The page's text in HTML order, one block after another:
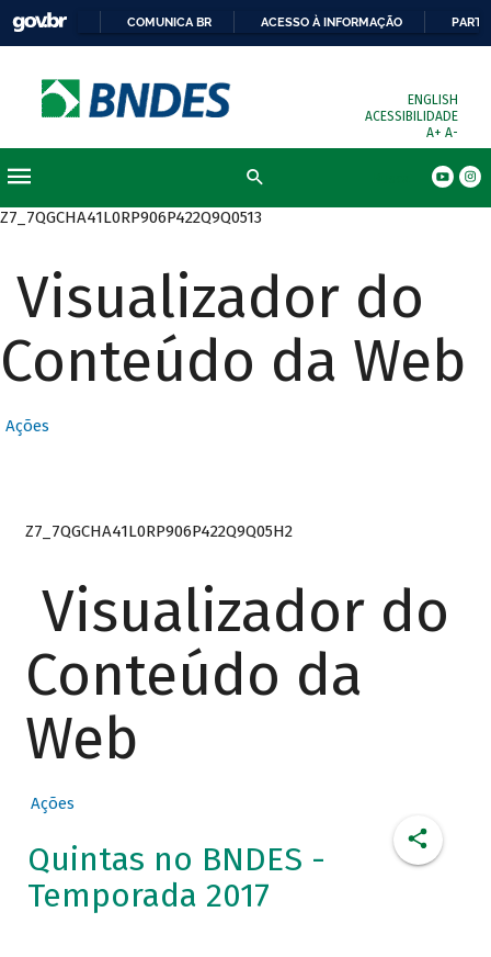
COMUNICA BR ACESSO À INFORMAÇÃO
ENGLISH
ACESSIBILIDADE
A+ A-
Z7_7QGCHA41L0RP906P422Q9Q0513
Visualizador do
Conteúdo da Web
Ações
Z7_7QGCHA41L0RP906P422Q9Q05H2
Visualizador do
Conteúdo da
Web
Ações
Quintas no BNDES -
Temporada 2017